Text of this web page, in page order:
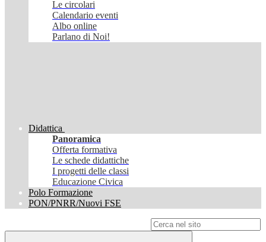
Le circolari
Calendario eventi
Albo online
Parlano di Noi!
Didattica
Panoramica
Offerta formativa
Le schede didattiche
I progetti delle classi
Educazione Civica
Polo Formazione
PON/PNRR/Nuovi FSE